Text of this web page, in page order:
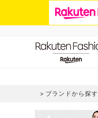
ブランドから探す